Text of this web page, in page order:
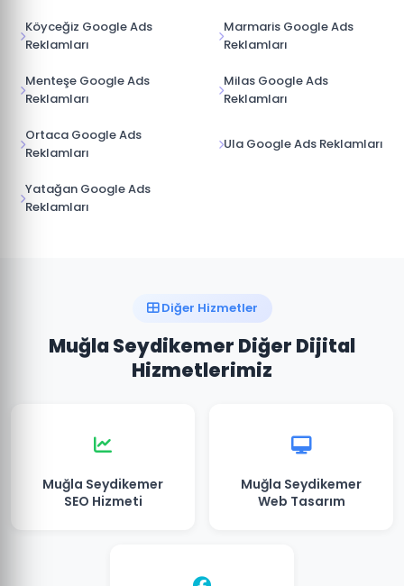
Köyceğiz Google Ads
Reklamları
Marmaris Google Ads
Reklamları
Menteşe Google Ads
Reklamları
Milas Google Ads
Reklamları
Ortaca Google Ads
Reklamları
Ula Google Ads Reklamları
Yatağan Google Ads
Reklamları
Diğer Hizmetler
Muğla Seydikemer Diğer Dijital
Hizmetlerimiz
Muğla Seydikemer
SEO Hizmeti
Muğla Seydikemer
Web Tasarım